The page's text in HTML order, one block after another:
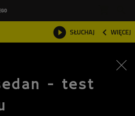
 SŁUCHAJ  WIĘCEJ

- test